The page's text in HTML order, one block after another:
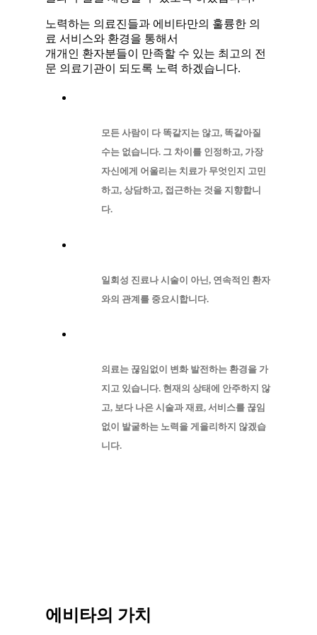
노력하는 의료진들과 에비타만의 훌륭한 의
료 서비스와 환경을 통해서
개개인 환자분들이 만족할 수 있는 최고의 전
문 의료기관이 되도록 노력 하겠습니다.
모든 사람이 다 똑같지는 않고, 똑같아질
수는 없습니다. 그 차이를 인정하고, 가장
자신에게 어울리는 치료가 무엇인지 고민
하고, 상담하고, 접근하는 것을 지향합니
다.
일회성 진료나 시술이 아닌, 연속적인 환자
와의 관계를 중요시합니다.
의료는 끊임없이 변화 발전하는 환경을 가
지고 있습니다. 현재의 상태에 안주하지 않
고, 보다 나은 시술과 재료, 서비스를 끊임
없이 발굴하는 노력을 게을리하지 않겠습
니다.
에비타의 가치